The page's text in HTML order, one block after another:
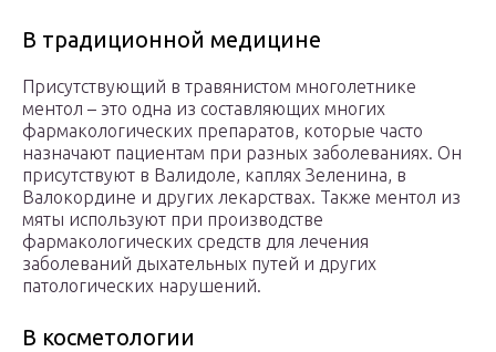
В традиционной медицине
Присутствующий в травянистом многолетнике
ментол – это одна из составляющих многих
фармакологических препаратов, которые часто
назначают пациентам при разных заболеваниях. Он
присутствуют в Валидоле, каплях Зеленина, в
Валокордине и других лекарствах. Также ментол из
мяты используют при производстве
фармакологических средств для лечения
заболеваний дыхательных путей и других
патологических нарушений.
В косметологии